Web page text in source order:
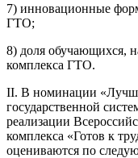
7) инновационные
ГТО;
8) доля обучающихся,
комплекса ГТО.
II. В номинации
государственной
реализации
комплекса «Готов к
оцениваются по